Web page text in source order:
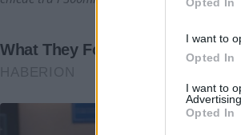
I want to
Opted In
I want to
Advertising.
Opted In